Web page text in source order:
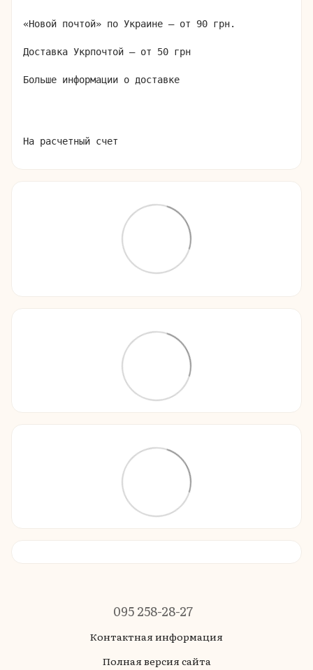
«Новой почтой» по Украине – от 90 грн.
Доставка Укрпочтой – от 50 грн
Больше информации о доставке
На расчетный счет
095 258-28-27
Контактная информация
Полная версия сайта